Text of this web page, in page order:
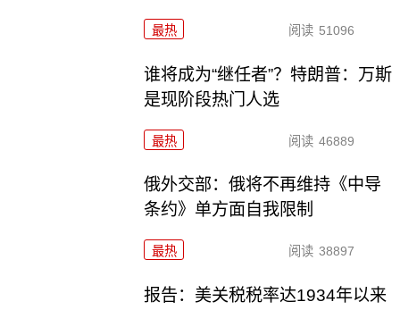
最热 阅读 51096
谁将成为“继任者”？特朗普：万斯
是现阶段热门人选
最热 阅读 46889
俄外交部：俄将不再维持《中导
条约》单方面自我限制
最热 阅读 38897
报告：美关税税率达1934年以来